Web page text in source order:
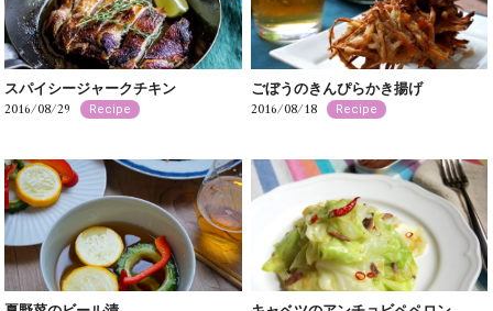
スパイシージャークチキン
2016/08/29 Recipe
ごぼうのきんぴらかき揚げ
2016/08/18 Recipe